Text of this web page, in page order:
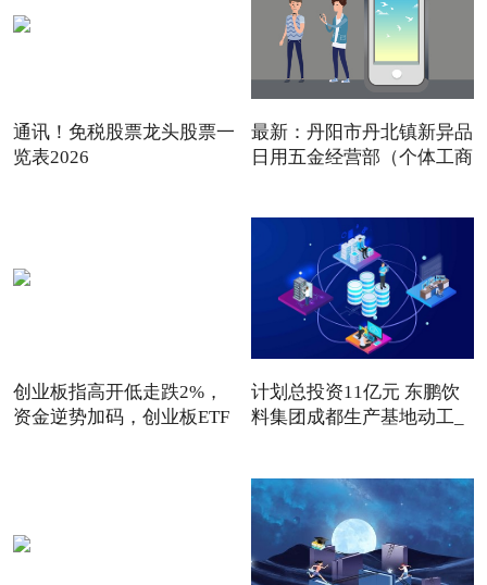
通讯！免税股票龙头股票一
览表2026
最新：丹阳市丹北镇新异品
日用五金经营部（个体工商
创业板指高开低走跌2%，
资金逆势加码，创业板ETF
计划总投资11亿元 东鹏饮
料集团成都生产基地动工_